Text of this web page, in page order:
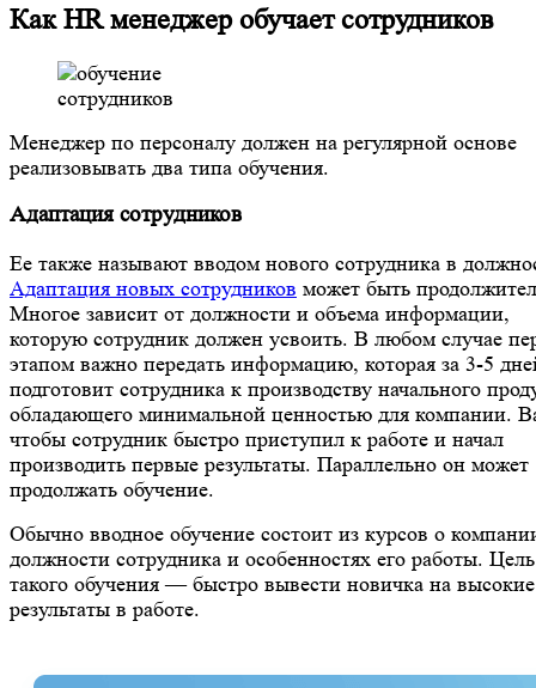
Как HR менеджер обучает сотрудников
Менеджер по персоналу должен на регулярной основе
реализовывать два типа обучения.
Адаптация сотрудников
Ее также называют вводом нового сотрудника в
Адаптация новых сотрудников может быть
Многое зависит от должности и объема информации,
которую сотрудник должен усвоить. В любом случае
этапом важно передать информацию, которая за 3-5
подготовит сотрудника к производству начального
обладающего минимальной ценностью для компании.
чтобы сотрудник быстро приступил к работе и начал
производить первые результаты. Параллельно он может
продолжать обучение.
Обычно вводное обучение состоит из курсов о
должности сотрудника и особенностях его работы. Цель
такого обучения — быстро вывести новичка на высокие
результаты в работе.